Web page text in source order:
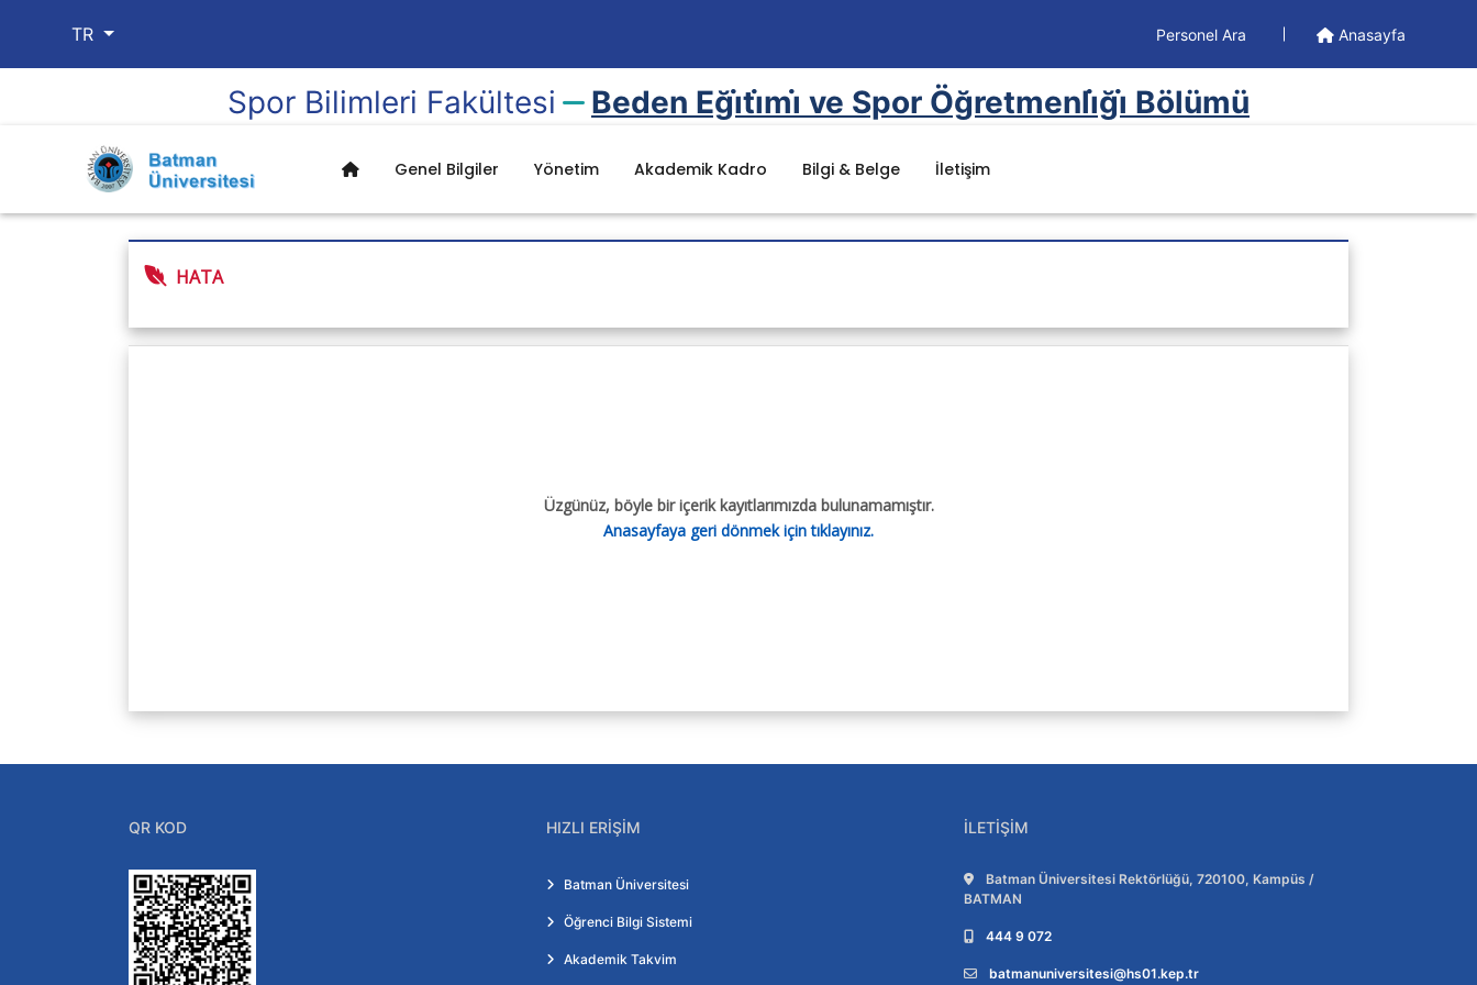
TR Personel Ara Anasayfa
Spor Bilimleri Fakültesi Beden Eği̇ti̇mi̇ ve Spor Öğretmenli̇ği̇ Bölümü
Genel Bilgiler Yönetim Akademik Kadro Bilgi & Belge İletişim
HATA
Üzgünüz, böyle bir içerik kayıtlarımızda bulunamamıştır.
Anasayfaya geri dönmek için tıklayınız.
QR KOD HIZLI ERIŞIM
Batman Üniversitesi
Öğrenci Bilgi Sistemi
Akademik Takvim
İLETIŞIM
Adres:
Batman Üniversitesi Rektörlüğü, 720100, Kampüs /
BATMAN
Telefon:
444 9 072
E-posta:
batmanuniversitesi@hs01.kep.tr